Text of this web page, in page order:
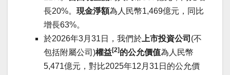
長20%。 現金淨額為人民幣1,469億元，同比
增長63%。
於2026年3月31日，我們於 上市投資公司 (不
包括附屬公司)權益[2] 的公允價值為人民幣
5,471億元，對比2025年12月31日的公允價